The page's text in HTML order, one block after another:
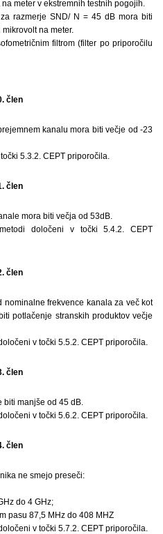
meter v ekstremnih testnih pogojih.
razmerje SND/ N = 45 dB mora biti
na meter.
filtrom (filter po priporočilu
člen
kanalu mora biti večje od -23
5.3.2. CEPT priporočila.
člen
mora biti večja od 53dB.
določeni v točki 5.4.2. CEPT
člen
nominalne frekvence kanala za več kot
potlačenje stranskih produktov večje
v točki 5.5.2. CEPT priporočila.
člen
manjše od 45 dB.
v točki 5.6.2. CEPT priporočila.
člen
ne smejo preseči:
do 4 GHz;
pasu 87,5 MHz do 408 MHZ
v točki 5.7.2. CEPT priporočila.